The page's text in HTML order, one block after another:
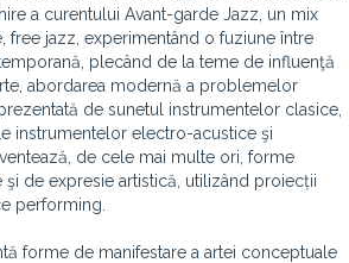
a curentului Avant-garde Jazz, un mix
free jazz, experimentând o fuziune între
plecând de la teme de influenţă
abordarea modernă a problemelor
de sunetul instrumentelor clasice,
instrumentelor electro-acustice şi
de cele mai multe ori, forme
de expresie artistică, utilizând proiecții
performing.
forme de manifestare a artei conceptuale